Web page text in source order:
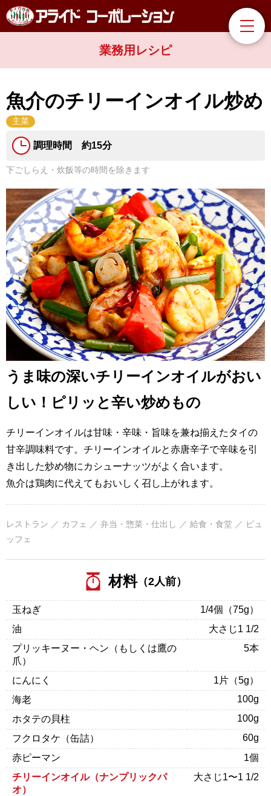
業務用レシピ
魚介のチリーインオイル炒め
主菜
調理時間 約15分
下ごしらえ・炊飯等の時間を除きます
うま味の深いチリーインオイルがおい
しい！ピリッと辛い炒めもの
チリーインオイルは甘味・辛味・旨味を兼ね揃えたタイの
甘辛調味料です。チリーインオイルと赤唐辛子で辛味を引
き出した炒め物にカシューナッツがよく合います。
魚介は鶏肉に代えてもおいしく召し上がれます。
レストラン ／ カフェ ／ 弁当・惣菜・仕出し ／ 給食・食堂 ／ ビュ
ッフェ
材料（2人前）
玉ねぎ
1/4個（75g）
油
大さじ1 1/2
プリッキーヌー・ヘン（もしくは鷹の
爪）
5本
にんにく
1片（5g）
海老
100g
ホタテの貝柱
100g
フクロタケ（缶詰）
60g
赤ピーマン
1個
チリーインオイル（ナンプリックパ
オ）
大さじ1〜1 1/2